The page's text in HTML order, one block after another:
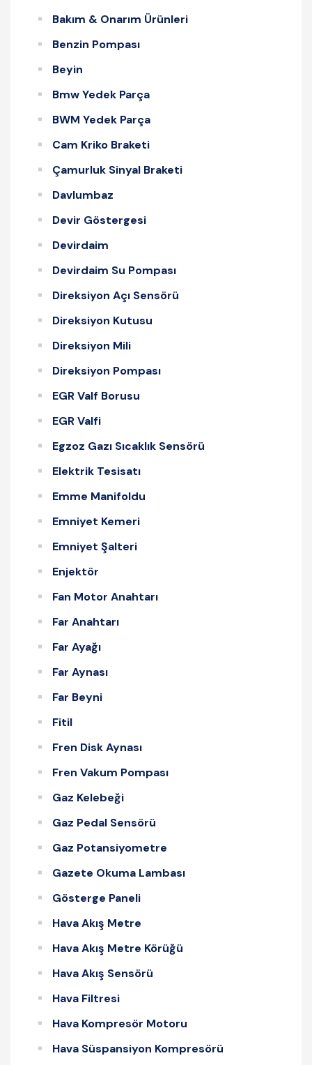
Bakım & Onarım Ürünleri
Benzin Pompası
Beyin
Bmw Yedek Parça
BWM Yedek Parça
Cam Kriko Braketi
Çamurluk Sinyal Braketi
Davlumbaz
Devir Göstergesi
Devirdaim
Devirdaim Su Pompası
Direksiyon Açı Sensörü
Direksiyon Kutusu
Direksiyon Mili
Direksiyon Pompası
EGR Valf Borusu
EGR Valfi
Egzoz Gazı Sıcaklık Sensörü
Elektrik Tesisatı
Emme Manifoldu
Emniyet Kemeri
Emniyet Şalteri
Enjektör
Fan Motor Anahtarı
Far Anahtarı
Far Ayağı
Far Aynası
Far Beyni
Fitil
Fren Disk Aynası
Fren Vakum Pompası
Gaz Kelebeği
Gaz Pedal Sensörü
Gaz Potansiyometre
Gazete Okuma Lambası
Gösterge Paneli
Hava Akış Metre
Hava Akış Metre Körüğü
Hava Akış Sensörü
Hava Filtresi
Hava Kompresör Motoru
Hava Süspansiyon Kompresörü